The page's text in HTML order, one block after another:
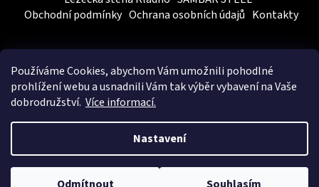
Používáme Cookies, abychom Vámumožnili pohodlné
prohlížení webu a usnadnili Vám tak výběr vybavení na Vaše
dobrodružství. Více informací.
Nastavení
Obchodní podmínky Ochrana osobních údajů Kontakty
Vytvořil Shoptet
&BEOM.cz
Copyright 2026SAMBARSPORT. Všechna práva vyhrazena.